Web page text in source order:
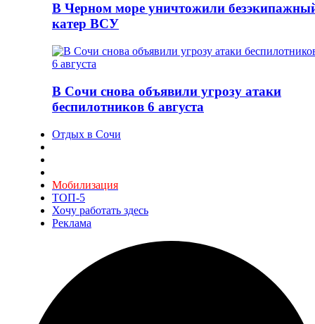
В Черном море уничтожили
катер ВСУ
В Сочи снова объявили угрозу атаки
беспилотников 6 августа
Отдых в Сочи
Мобилизация
ТОП-5
Хочу работать здесь
Реклама